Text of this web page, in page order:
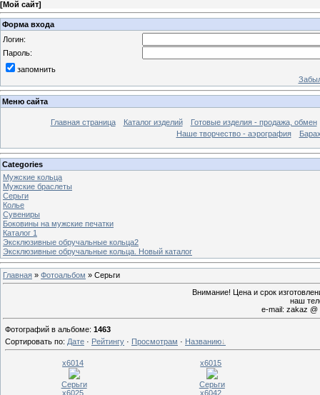
[Мой сайт]
Форма входа
Логин:
Пароль:
запомнить
Меню сайта
Главная страница Каталог изделий
Готовые изделия - продажа, обмен
Наше творчество - аэрография
Categories
Мужские кольца
Мужские браслеты
Серьги
Колье
Сувениры
Боковины на мужские печатки
Каталог 1
Эксклюзивные обручальные кольца2
Эксклюзивные обручальные кольца. Новый каталог
Главная » Фотоальбом » Серьги
Внимание! Цена и срок
наш
e-mail: zakaz @
Фотографий в альбоме: 1463
Сортировать по: Дате · Рейтингу · Просмотрам · Названию
x6014
Серьги
x6015
Серьги
x6025
x6042